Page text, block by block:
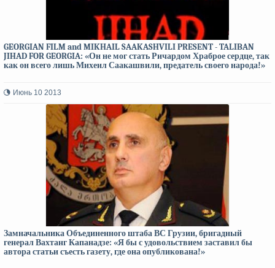
GEORGIAN FILM and MIKHAIL SAAKASHVILI PRESENT - TALIBAN
JIHAD FOR GEORGIA: «Он не мог стать Ричардом Храброе сердце, так
как он всего лишь Михеил Саакашвили, предатель своего народа!»
Июнь 10 2013
Замначальника Объединенного штаба ВС Грузии, бригадный
генерал Вахтанг Капанадзе: «Я бы с удовольствием заставил бы
автора статьи съесть газету, где она опубликована!»